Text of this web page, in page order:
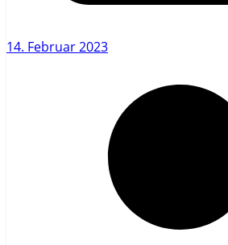
14. Februar 2023